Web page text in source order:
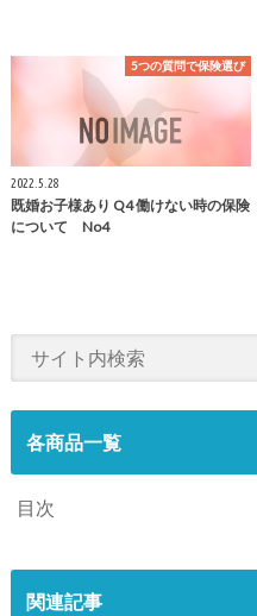
5つの質問で保険選び
2022.5.28
既婚お子様あり Q4 働けない時の保険
について No4
各商品一覧
目次
関連記事